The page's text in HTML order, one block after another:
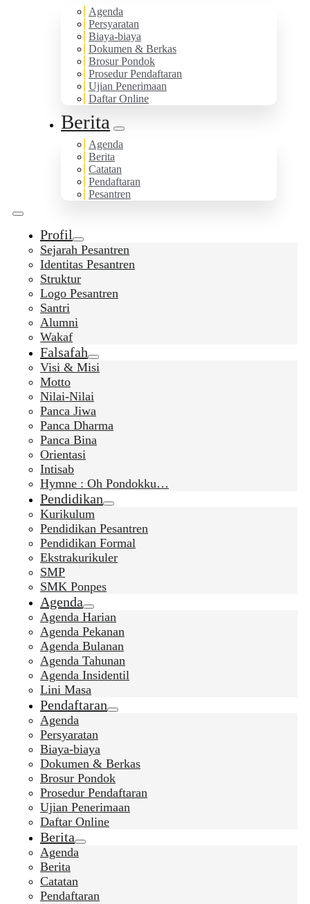
Agenda
Persyaratan
Biaya-biaya
Dokumen & Berkas
Brosur Pondok
Prosedur Pendaftaran
Ujian Penerimaan
Daftar Online
Berita
Agenda
Berita
Catatan
Pendaftaran
Pesantren
Profil
Sejarah Pesantren
Identitas Pesantren
Struktur
Logo Pesantren
Santri
Alumni
Wakaf
Falsafah
Visi & Misi
Motto
Nilai-Nilai
Panca Jiwa
Panca Dharma
Panca Bina
Orientasi
Intisab
Hymne : Oh Pondokku…
Pendidikan
Kurikulum
Pendidikan Pesantren
Pendidikan Formal
Ekstrakurikuler
SMP
SMK Ponpes
Agenda
Agenda Harian
Agenda Pekanan
Agenda Bulanan
Agenda Tahunan
Agenda Insidentil
Lini Masa
Pendaftaran
Agenda
Persyaratan
Biaya-biaya
Dokumen & Berkas
Brosur Pondok
Prosedur Pendaftaran
Ujian Penerimaan
Daftar Online
Berita
Agenda
Berita
Catatan
Pendaftaran